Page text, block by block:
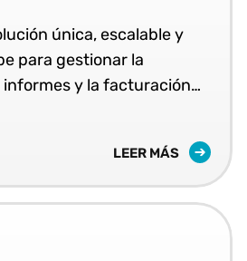
única, escalable y
para gestionar la
y la facturación
LEER MÁS